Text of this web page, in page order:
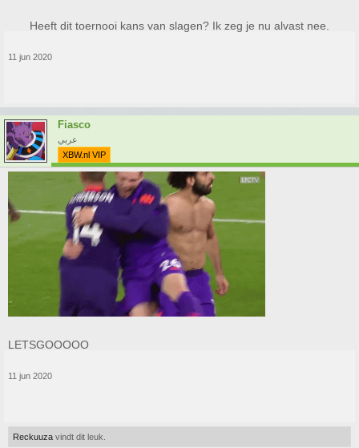
Heeft dit toernooi kans van slagen? Ik zeg je nu alvast nee.​
11 jun 2020
Fiasco
عربي
XBW.nl VIP
LETSGOOOOO
11 jun 2020
Reckuuza vindt dit leuk.